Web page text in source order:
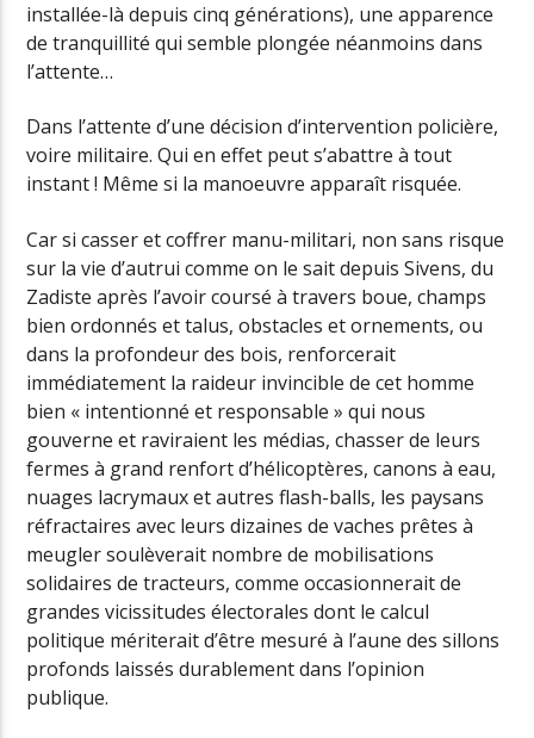
installée-là depuis cinq générations), une apparence
de tranquillité qui semble plongée néanmoins dans
l’attente…
Dans l’attente d’une décision d’intervention policière,
voire militaire. Qui en effet peut s’abattre à tout
instant ! Même si la manoeuvre apparaît risquée.
Car si casser et coffrer manu-militari, non sans risque
sur la vie d’autrui comme on le sait depuis Sivens, du
Zadiste après l’avoir coursé à travers boue, champs
bien ordonnés et talus, obstacles et ornements, ou
dans la profondeur des bois, renforcerait
immédiatement la raideur invincible de cet homme
bien « intentionné et responsable » qui nous
gouverne et raviraient les médias, chasser de leurs
fermes à grand renfort d’hélicoptères, canons à eau,
nuages lacrymaux et autres flash-balls, les paysans
réfractaires avec leurs dizaines de vaches prêtes à
meugler soulèverait nombre de mobilisations
solidaires de tracteurs, comme occasionnerait de
grandes vicissitudes électorales dont le calcul
politique mériterait d’être mesuré à l’aune des sillons
profonds laissés durablement dans l’opinion
publique.